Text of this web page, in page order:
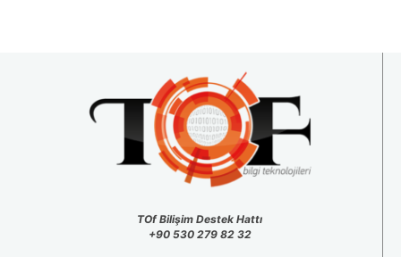
TOf Bilişim Destek Hattı
+90 530 279 82 32